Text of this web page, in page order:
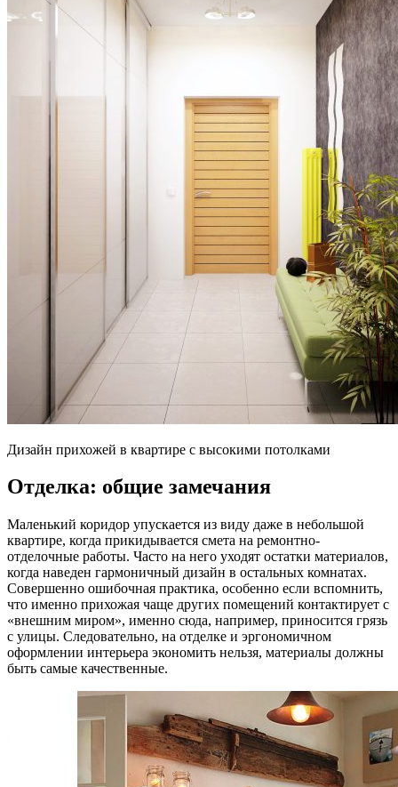
Дизайн прихожей в квартире с высокими потолками
Отделка: общие замечания
Маленький коридор упускается из виду даже в небольшой
квартире, когда прикидывается смета на ремонтно-
отделочные работы. Часто на него уходят остатки материалов,
когда наведен гармоничный дизайн в остальных комнатах.
Совершенно ошибочная практика, особенно если вспомнить,
что именно прихожая чаще других помещений контактирует с
«внешним миром», именно сюда, например, приносится грязь
с улицы. Следовательно, на отделке и эргономичном
оформлении интерьера экономить нельзя, материалы должны
быть самые качественные.